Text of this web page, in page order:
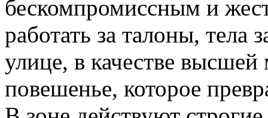
бескомпромиссным и
работать за талоны,
улице, в качестве
повешенье, которое